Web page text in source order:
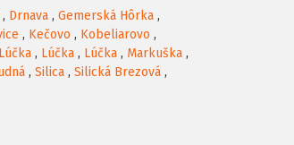
, Drnava , Gemerská Hôrka ,
, Kečovo , Kobeliarovo ,
Lúčka , Lúčka , Lúčka , Markuška ,
, Silica , Silická Brezová ,